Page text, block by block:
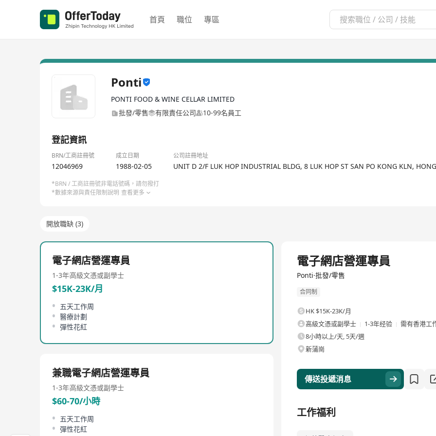
首頁 職位 專區
Ponti
PONTI FOOD & WINE CELLAR LIMITED
批發/零售
有限責任公司 10-99名員工
登記資訊
BRN/工商註冊號 成立日期 公司註冊地址
12046969 1988-02-05 UNIT D 2/F LUK HOP INDUSTRIAL BLDG, 8 LUK HOP ST SAN PO KONG KLN,
*BRN / 工商註冊號非電話號碼，請勿撥打
*數據來源與責任限制說明 查看更多
開放職缺 (3)
電子網店營運專員
1-3年高級文憑或副學士
$15K-23K/月
五天工作周
醫療計劃
彈性花紅
兼職電子網店營運專員
1-3年高級文憑或副學士
$60-70/小時
五天工作周
彈性花紅
電子網店營運專員
Ponti·批發/零售
合同制
HK $15K-23K/月
高級文憑或副學士
1-3年经验
需有香港工
8小時以上/天, 5天/週
新蒲崗
傳送投遞消息
工作福利